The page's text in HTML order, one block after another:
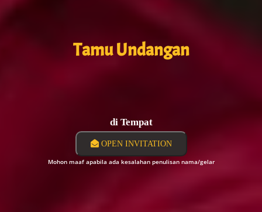
Tamu Undangan
di Tempat
OPEN INVITATION
Mohon maaf apabila ada kesalahan penulisan nama/gelar